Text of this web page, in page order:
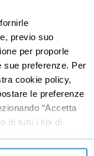
previo suo
per proporle
sue preferenze. Per
cookie policy,
le preferenze
“Accetta
di tutti i tipi di
cliccando su “Usa
i soli cookie
marketing
manager